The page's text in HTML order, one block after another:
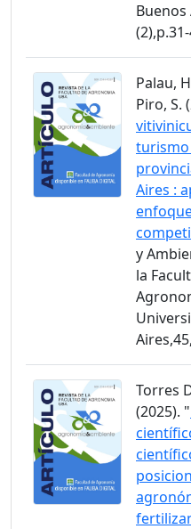
Buenos
Palau,
Piro, S.
Aires :
y
la
Torres
(2025). "